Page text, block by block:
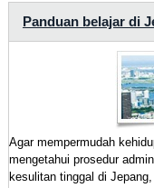
Panduan belajar di
Agar mempermudah
mengetahui prosedur
kesulitan tinggal di